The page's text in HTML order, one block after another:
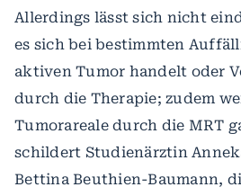
Allerdings lässt sich nicht
es sich bei bestimmten
aktiven Tumor handelt oder
durch die Therapie; zudem
Tumorareale durch die MRT
schildert Studienärztin
Bettina Beuthien-Baumann,